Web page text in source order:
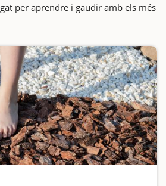
per aprendre i gaudir amb els més